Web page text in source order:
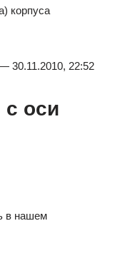
корпуса
30.11.2010, 22:52
с оси
в нашем